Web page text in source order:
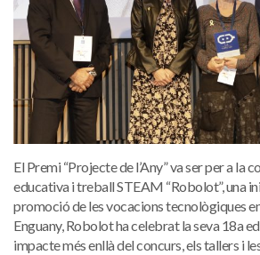
El Premi “Projecte de l’Any” va ser per a
educativa i treball STEAM “Robolot”, una
promoció de les vocacions tecnològiques
Enguany, Robolot ha celebrat la seva 18a
impacte més enllà del concurs, els tallers i